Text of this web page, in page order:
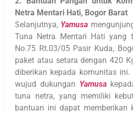
Netra Mentari Hati, Bogor Barat
Selanjutnya, Yamusa
Tuna Netra Mentari Hati yang
No.75 Rt.03/05 Pasir Kuda,
paket atau setara dengan 420
diberikan kepada komunitas
wujud dukungan Yamusa
tuna netra, yang memiliki
bantuan ini dapat memberikan